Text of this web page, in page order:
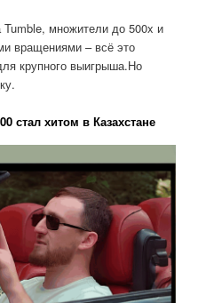
Tumble, множители до 500x и
вращениями – всё это
крупного выигрыша.Но
стал хитом в Казахстане